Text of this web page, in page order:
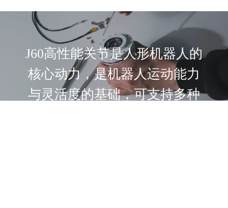
J60高性能关节是人形机器人的
核心动力，是机器人运动能力
与灵活度的基础，可支持多种